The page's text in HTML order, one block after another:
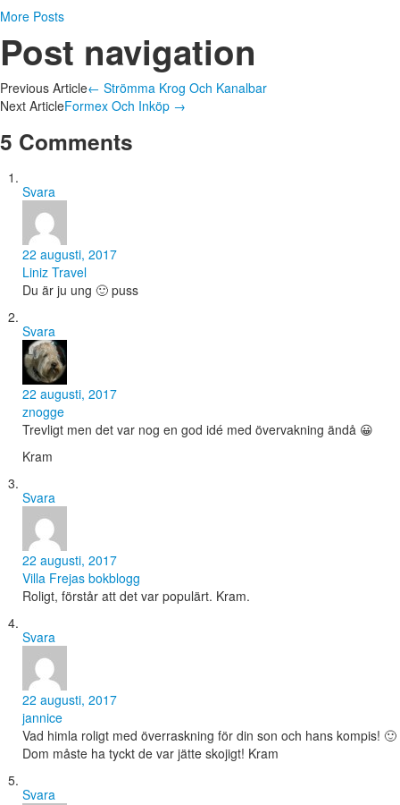
More Posts
Post navigation
Previous Article← Strömma Krog Och Kanalbar
Next ArticleFormex Och Inköp →
5 Comments
Svara
22 augusti, 2017
Liniz Travel
Du är ju ung 🙂 puss
Svara
22 augusti, 2017
znogge
Trevligt men det var nog en god idé med övervakning ändå 😀
Kram
Svara
22 augusti, 2017
Villa Frejas bokblogg
Roligt, förstår att det var populärt. Kram.
Svara
22 augusti, 2017
jannice
Vad himla roligt med överraskning för din son och hans kompis! 🙂
Dom måste ha tyckt de var jätte skojigt! Kram
Svara